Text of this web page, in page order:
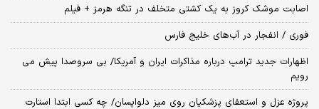
اصابت موشک کروز به یک کشتی متخلف در تنگه هرمز + فیلم
فوری / انفجار در آب‌های خلیج فارس
اظهارات جدید ترامپ درباره مذاکرات ایران و آمریکا/ بی سروصدا پیش می
رویم
پروژه عزل و استعفای پزشکیان روی میز دلواپسان/ چه کسی ابتدا استارت